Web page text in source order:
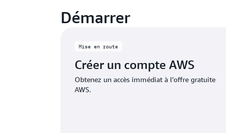
Démarrer
Mise en route
Créer un compte AWS
Obtenez un accès immédiat à l’offre gratuite
AWS.